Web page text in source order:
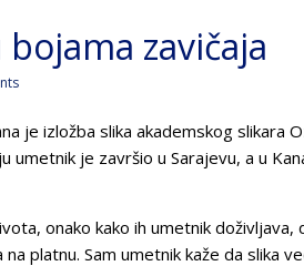
zavičaja
je izložba slika akademskog slikara
umetnik je završio u Sarajevu, a u
onako kako ih umetnik doživljava,
platnu. Sam umetnik kaže da slika